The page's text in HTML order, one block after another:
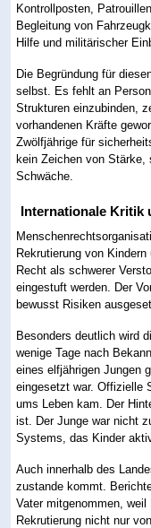
Kontrollposten,
Begleitung von
Hilfe und militärischer
Die Begründung für
selbst. Es fehlt an
Strukturen einzubinden,
vorhandenen Kräfte
Zwölfjährige für
kein Zeichen von Stärke,
Schwäche.
Internationale Kritik
Rekrutierung von
Recht als schwerer
eingestuft werden. Der
bewusst Risiken
Besonders deutlich wird
wenige Tage nach
eines elfjährigen Jungen
eingesetzt war. Offizielle
ums Leben kam. Der
ist. Der Junge war nicht
Systems, das Kinder
Auch innerhalb des
zustande kommt.
Vater mitgenommen,
Rekrutierung nicht nur